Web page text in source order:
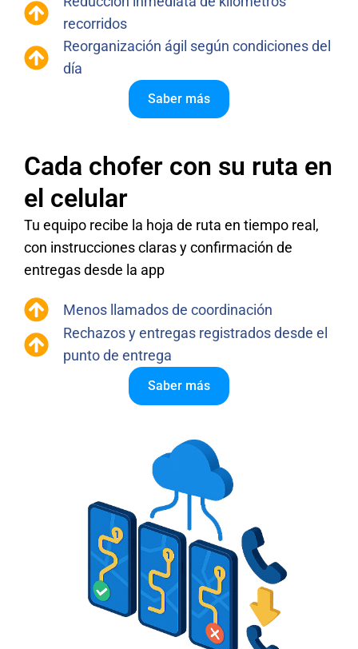
recorridos
Reorganización ágil según condiciones del
día
Saber más
Cada chofer con su ruta en
el celular
Tu equipo recibe la hoja de ruta en tiempo real,
con instrucciones claras y confirmación de
entregas desde la app
Menos llamados de coordinación
Rechazos y entregas registrados desde el
punto de entrega
Saber más